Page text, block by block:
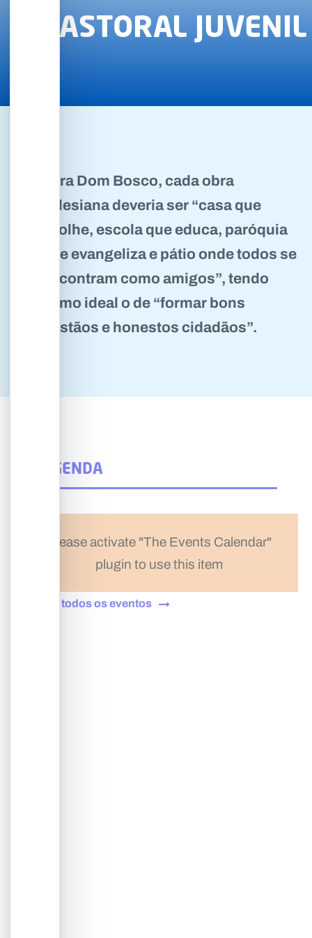
PASTORAL
Para Dom Bosco, cada obra
salesiana deveria ser “casa que
acolhe, escola que educa, paróquia
que evangeliza e pátio onde todos se
encontram como amigos”, tendo
como ideal o de “formar bons
cristãos e honestos cidadãos”.
AGENDA
Please activate "The Events Calendar"
plugin to use this item
Ver todos os eventos